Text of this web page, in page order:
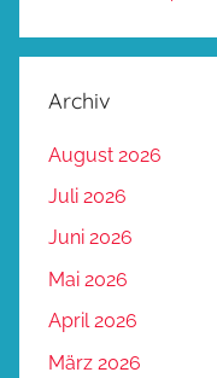
Archiv
August 2026
Juli 2026
Juni 2026
Mai 2026
April 2026
März 2026